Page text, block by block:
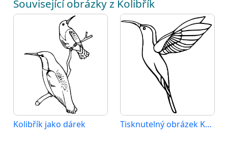
Související obrázky z Kolibřík
Kolibřík jako dárek Tisknutelný obrázek Kolibříka